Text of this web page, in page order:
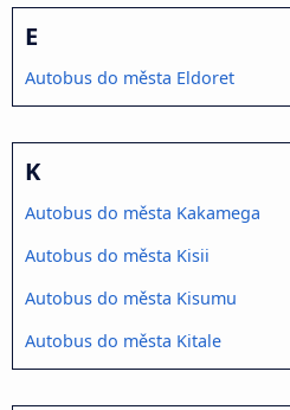
E
Autobus do města Eldoret
K
Autobus do města Kakamega
Autobus do města Kisii
Autobus do města Kisumu
Autobus do města Kitale